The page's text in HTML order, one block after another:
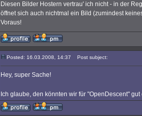
Diesen Bilder Hostern vertrau' ich nicht - in der
öffnet sich auch nichtmal ein Bild (zumindest
Voraus!
Posted: 16.03.2008, 14:37 Post subject:
Hey, super Sache!
Ich glaube, den könnten wir für "OpenDescent"